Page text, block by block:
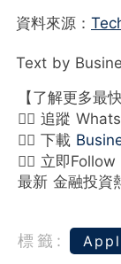
資料來源：
Text by
【了解更多最
👉🏻 追蹤
👉🏻 下載
👉🏻 立即
最新 金融投資
標籤: